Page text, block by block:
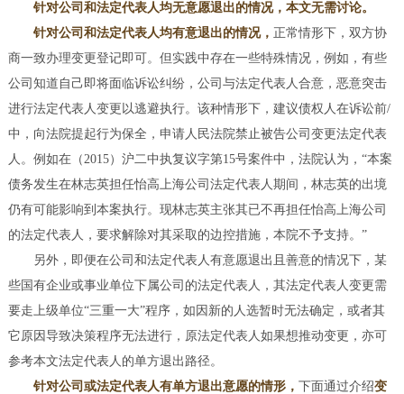
针对公司和法定代表人均无意愿退出的情况，本文无需讨论。
针对公司和法定代表人均有意退出的情况， 正常情形下，双方协
商一致办理变更登记即可。但实践中存在一些特殊情况，例如，有些
公司知道自己即将面临诉讼纠纷，公司与法定代表人合意，恶意突击
进行法定代表人变更以逃避执行。该种情形下，建议债权人在诉讼前/
中，向法院提起行为保全，申请人民法院禁止被告公司变更法定代表
人。例如在（2015）沪二中执复议字第15号案件中，法院认为，“本案
债务发生在林志英担任怡高上海公司法定代表人期间，林志英的出境
仍有可能影响到本案执行。现林志英主张其已不再担任怡高上海公司
的法定代表人，要求解除对其采取的边控措施，本院不予支持。”
另外，即便在公司和法定代表人有意愿退出且善意的情况下，某
些国有企业或事业单位下属公司的法定代表人，其法定代表人变更需
要走上级单位“三重一大”程序，如因新的人选暂时无法确定，或者其
它原因导致决策程序无法进行，原法定代表人如果想推动变更，亦可
参考本文法定代表人的单方退出路径。
针对公司或法定代表人有单方退出意愿的情形， 下面通过介绍变